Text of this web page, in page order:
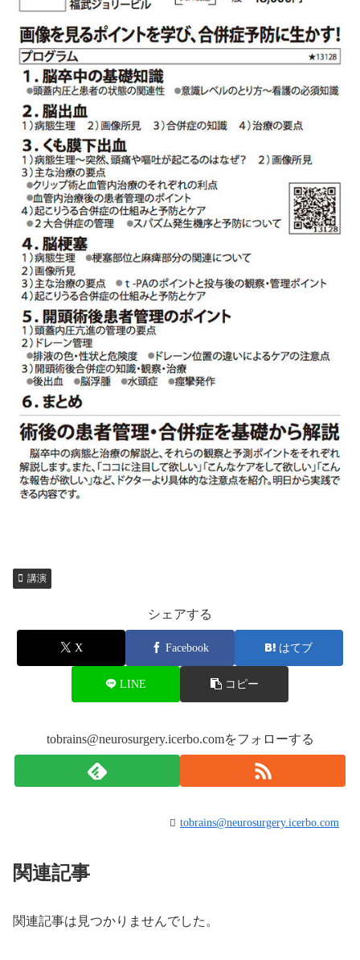
講演
シェアする
X Facebook はてブ
LINE コピー
tobrains@neurosurgery.icerbo.comをフォローする
tobrains@neurosurgery.icerbo.com
関連記事
関連記事は見つかりませんでした。